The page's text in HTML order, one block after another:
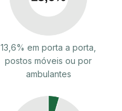
13,6% em porta a porta,
postos móveis ou por
ambulantes